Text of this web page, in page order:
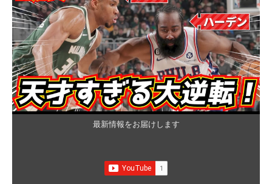
最新情報をお届けします